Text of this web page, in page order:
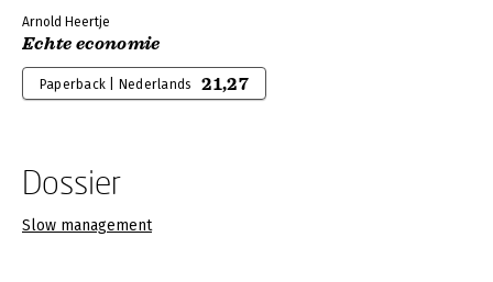
Arnold Heertje
Echte economie
Paperback | Nederlands 21,27
Dossier
Slow management